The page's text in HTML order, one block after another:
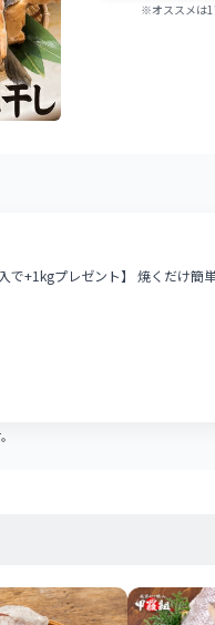
※オススメは1
で+1kgプレゼント】 焼くだけ簡